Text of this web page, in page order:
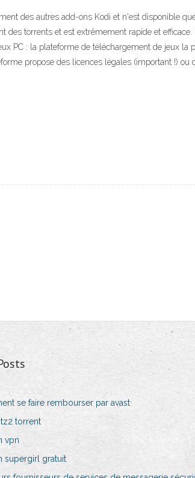
des autres add-ons Kodi et n'est disponible
torrents et est extrêmement rapide et efficace.
PC : la plateforme de téléchargement de jeux la
propose des licences légales (important !) ou
se faire rembourser par avast
torrent
vpn
supergirl gratuit